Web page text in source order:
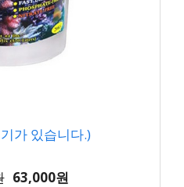
가 있습니다.)
63,000원